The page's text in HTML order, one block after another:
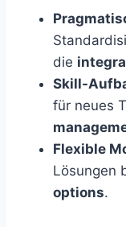
die
Skill-
für neues
Flexible
Lösungen
options.